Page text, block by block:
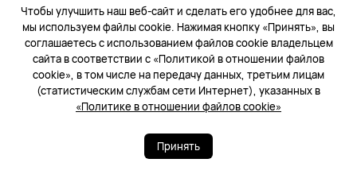
Чтобы улучшить наш веб-сайт и сделать его удобнее для вас,
мы используем файлы cookie. Нажимая кнопку «Принять», вы
соглашаетесь с использованием файлов cookie владельцем
сайта в соответствии с «Политикой в отношении файлов
cookie», в том числе на передачу данных, третьим лицам
(статистическим службам сети Интернет), указанных в
«Политике в отношении файлов cookie»
Принять